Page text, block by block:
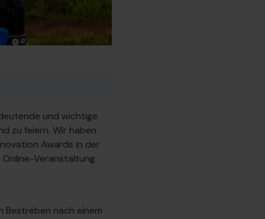
und wichtige
zu feiern. Wir haben
Awards in der
Veranstaltung
Bestreben nach einem